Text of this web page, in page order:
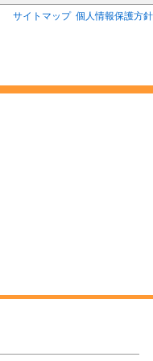
サイトマップ 個人情報保護方針